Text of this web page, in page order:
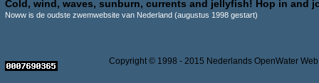
Cold, wind, waves, sunburn, currents and jellyfish! Hop in and
Noww is de oudste zwemwebsite van Nederland (augustus 1998 gestart)
Copyright © 1998 - 2015 Nederlands OpenWater